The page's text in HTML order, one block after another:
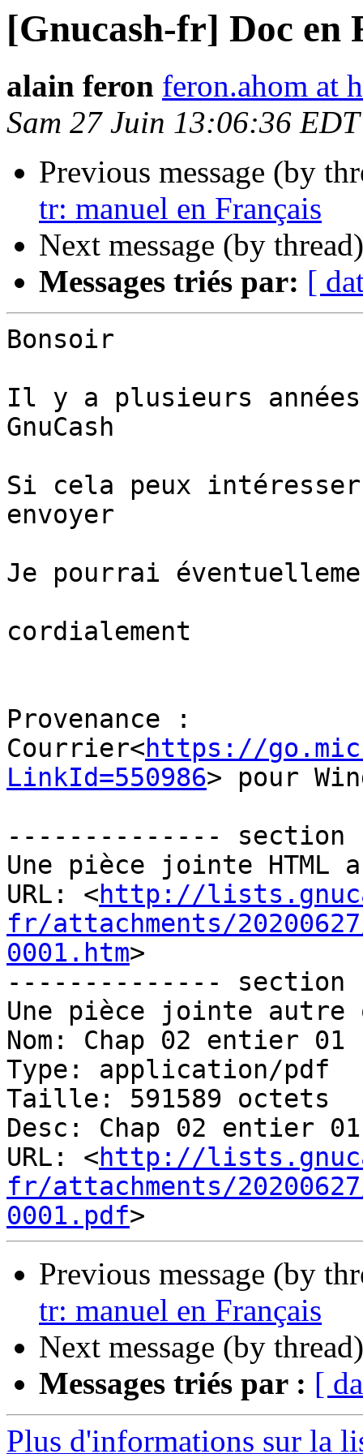
[Gnucash-fr] Doc en
alain feron feron.ahom at
Sam 27 Juin 13:06:36
Previous message (by
tr: manuel en Français
Next message (by
Messages triés par: [
Bonsoir
Il y a plusieurs
GnuCash
Si cela peux
envoyer
Je pourrai
cordialement
Provenance :
Courrier<https://
LinkId=550986> pour
-------------- section
Une pièce jointe
URL: <http://
fr/attachments/
0001.htm>
-------------- section
Une pièce jointe
Nom: Chap 02 entier 01
Type: application/pdf
Taille: 591589 octets
Desc: Chap 02 entier
URL: <http://
fr/attachments/
0001.pdf
Previous message (by
tr: manuel en Français
Next message (by
Messages triés par : [
Plus d'informations sur la